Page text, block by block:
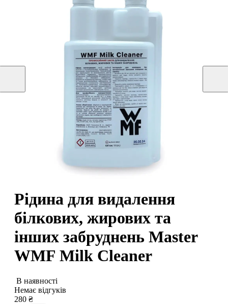
Рідина для видалення
білкових, жирових та
інших забруднень Master
WMF Milk Cleaner
В наявності
Немає відгуків
280 ₴